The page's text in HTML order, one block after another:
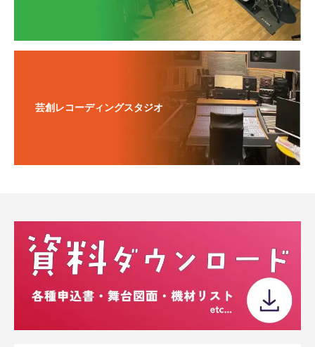
芸創レコーディングスタジオ